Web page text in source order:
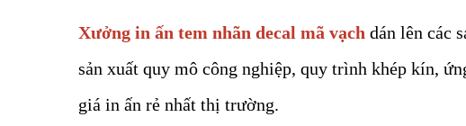
Xưởng in ấn tem nhãn decal mã vạch dán lên các
sản xuất quy mô công nghiệp, quy trình khép kín,
giá in ấn rẻ nhất thị trường.